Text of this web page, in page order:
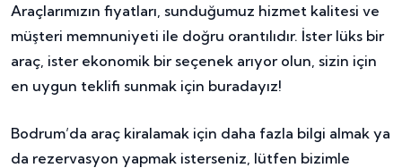
Araçlarımızın fiyatları, sunduğumuz hizmet kalitesi ve
müşteri memnuniyeti ile doğru orantılıdır. İster lüks bir
araç, ister ekonomik bir seçenek arıyor olun, sizin için
en uygun teklifi sunmak için buradayız!
Bodrum’da araç kiralamak için daha fazla bilgi almak ya
da rezervasyon yapmak isterseniz, lütfen bizimle